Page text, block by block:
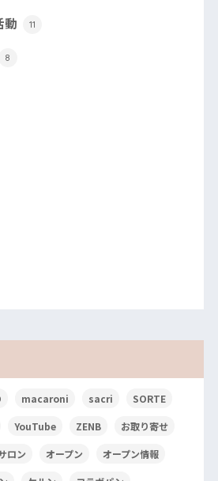
動 11
8
macaroni sacri SORTE
YouTube ZENB お取り寄せ
ロン オープン オープン情報